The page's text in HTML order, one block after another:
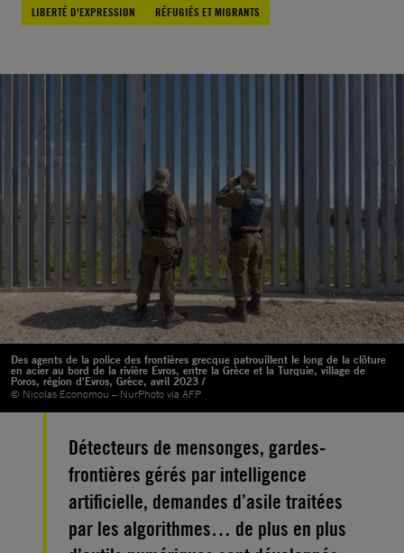
LIBERTÉ D'EXPRESSION
RÉFUGIÉS ET MIGRANTS
Des agents de la police des frontières grecque patrouillent le long de la clôture
en acier au bord de la rivière Evros, entre la Grèce et la Turquie, village de
Poros, région d'Evros, Grèce, avril 2023 /
© Nicolas Economou – NurPhoto via AFP
Détecteurs de mensonges, gardes-
frontières gérés par intelligence
artificielle, demandes d’asile traitées
par les algorithmes… de plus en plus